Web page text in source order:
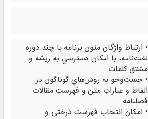
• ارتباط واژگان متون برنامه با چند دوره
لغت‌نامه، با امکان دسترسي به ريشه و
مشتق کلمات
• جست‌وجو به روش‌هاي گوناگون در
الفاظ و عباراتِ متن و فهرست مقالات
فصلنامه
• امكان انتخاب فهرست درختی و